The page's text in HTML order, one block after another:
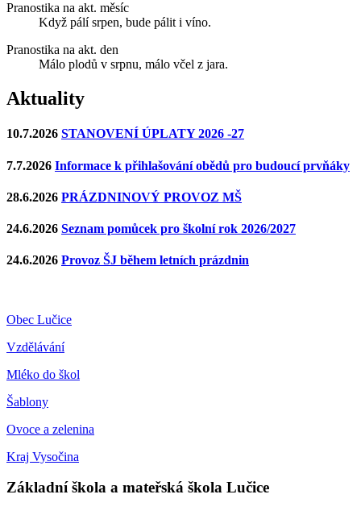
Pranostika na akt. měsíc
Když pálí srpen, bude pálit i víno.
Pranostika na akt. den
Málo plodů v srpnu, málo včel z jara.
Aktuality
10.7.2026 STANOVENÍ ÚPLATY 2026 -27
7.7.2026 Informace k přihlašování obědů pro budoucí prvňáky
28.6.2026 PRÁZDNINOVÝ PROVOZ MŠ
24.6.2026 Seznam pomůcek pro školní rok 2026/2027
24.6.2026 Provoz ŠJ během letních prázdnin
Obec Lučice
Vzdělávání
Mléko do škol
Šablony
Ovoce a zelenina
Kraj Vysočina
Základní škola a mateřská škola Lučice